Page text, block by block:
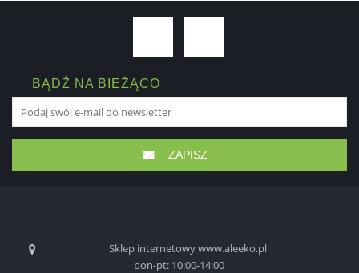
BĄDŹ NA BIEŻĄCO
ZAPISZ
Sklep internetowy www.aleeko.pl
pon-pt: 10:00-14:00